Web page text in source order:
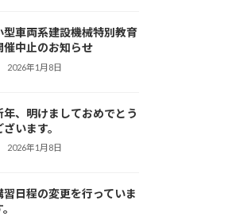
型車両系建設機械特別教育
催中止のお知らせ
2026年1月8日
年、明けましておめでとう
ざいます。
2026年1月8日
習日程の変更を行っていま